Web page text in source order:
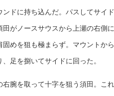
ンドに持ち込んだ。パスしてサイ
田がノースサウスから上瀬の右側
固めを狙も極まらず。マウントか
、足を捌いてサイドに回った。
右腕を取って十字を狙う須田。こ